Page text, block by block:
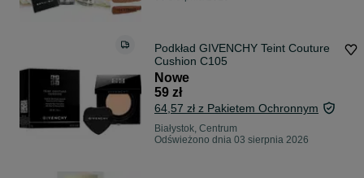
Podkład GIVENCHY Teint Couture
Cushion C105
Nowe
59 zł
64,57 zł z Pakietem Ochronnym
Białystok, Centrum
Odświeżono dnia 03 sierpnia 2026